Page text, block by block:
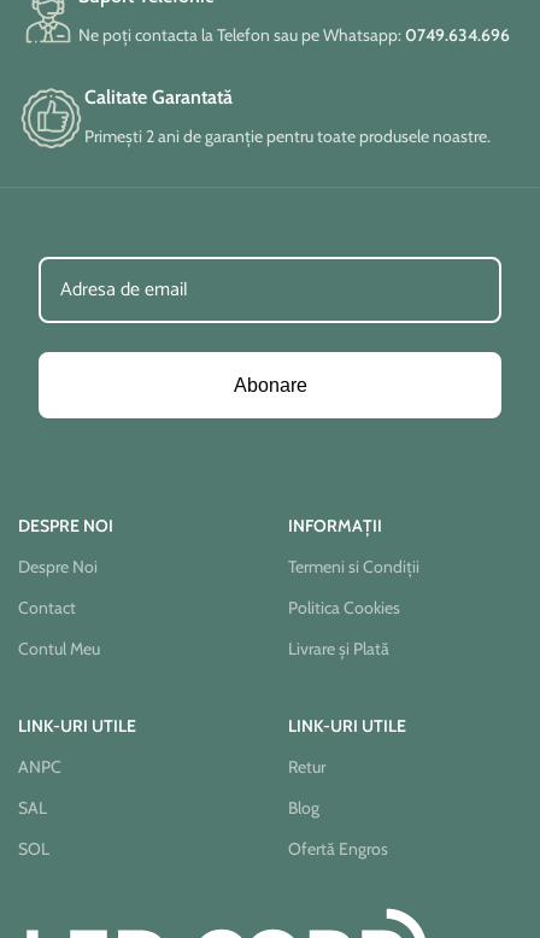
Ne poți contacta la Telefon sau pe Whatsapp:0749.634.696
Calitate Garantată
Primești 2 ani de garanție pentru toate produsele noastre.
Abonare
DESPRE NOI
Despre Noi
Contact
Contul Meu
INFORMAȚII
Termeni si Condiții
Politica Cookies
Livrare și Plată
LINK-URI UTILE
ANPC
SAL
SOL
LINK-URI UTILE
Retur
Blog
Ofertă Engros